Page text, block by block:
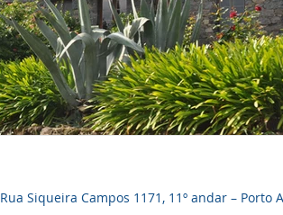
Rua Siqueira Campos 1171, 11º andar – Porto